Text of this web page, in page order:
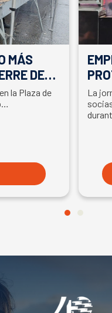
MÁS
DE
la Plaza de
LA
EN
La